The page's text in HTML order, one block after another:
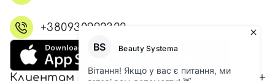
+380930992322
Клиентам